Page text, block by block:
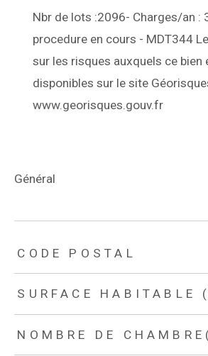
Nbr de lots :2096- Charges/an :
procedure en cours - MDT344
sur les risques auxquels ce bien
disponibles sur le site
www.georisques.gouv.fr
général
TRAD_ZEPHYR_Caracteristique
CODE POSTAL
SURFACE HABITABLE
NOMBRE DE